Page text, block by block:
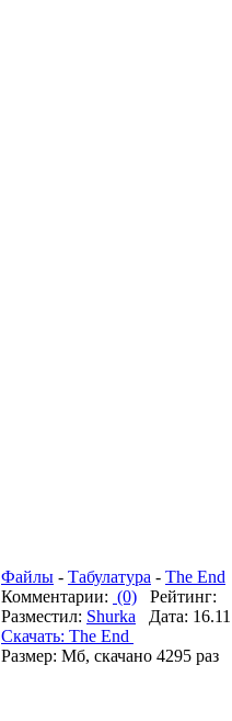
Файлы - Табулатура - The End
Комментарии: (0) Рейтинг:
Разместил: Shurka Дата:
Cкачать: The End
Размер: Мб, скачано 4295 раз